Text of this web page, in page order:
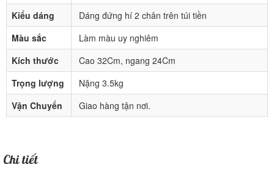
Kiểu dáng
Dáng đứng hí 2 chân trên túi tiền
Màu sắc
Làm màu uy nghiêm
Kích thước
Cao 32Cm, ngang 24Cm
Trọng lượng
Nặng 3.5kg
Vận Chuyển
Giao hàng tận nơi.
Chi tiết